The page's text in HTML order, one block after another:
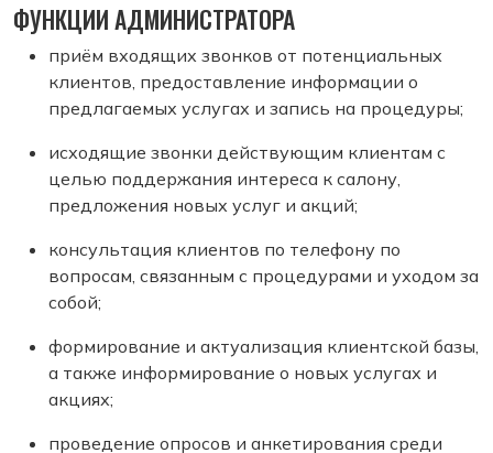
ФУНКЦИИ АДМИНИСТРАТОРА
приём входящих звонков от потенциальных
клиентов, предоставление информации о
предлагаемых услугах и запись на процедуры;
исходящие звонки действующим клиентам с
целью поддержания интереса к салону,
предложения новых услуг и акций;
консультация клиентов по телефону по
вопросам, связанным с процедурами и уходом за
собой;
формирование и актуализация клиентской базы,
а также информирование о новых услугах и
акциях;
проведение опросов и анкетирования среди